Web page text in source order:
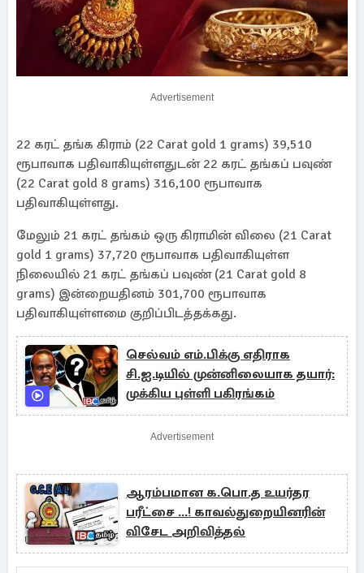
Advertisement
22 கரட் தங்க கிராம் (22 Carat gold 1 grams) 39,510
ரூபாவாக பதிவாகியுள்ளதுடன் 22 கரட் தங்கப் பவுண்
(22 Carat gold 8 grams) 316,100 ரூபாவாக
பதிவாகியுள்ளது.
மேலும் 21 கரட் தங்கம் ஒரு கிராமின் விலை (21 Carat
gold 1 grams) 37,720 ரூபாவாக பதிவாகியுள்ள
நிலையில் 21 கரட் தங்கப் பவுண் (21 Carat gold 8
grams) இன்றையதினம் 301,700 ரூபாவாக
பதிவாகியுள்ளமை குறிப்பிடத்தக்கது.
செல்வம் எம்.பிக்கு எதிராக
சி.ஐ.டியில் முன்னிலையாக தயார்:
முக்கிய புள்ளி பகிரங்கம்
Advertisement
ஆரம்பமான க.பொ.த உயர்தர
பரீட்சை ...! காவல்துறையினரின்
விசேட அறிவித்தல்